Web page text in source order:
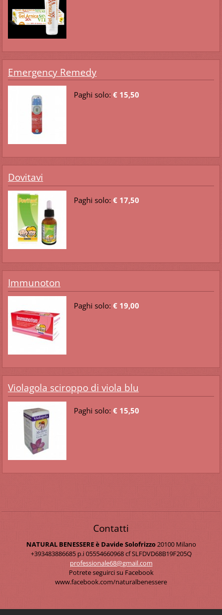
Emergency Remedy
Paghi solo: € 15,50
Dovitavi
Paghi solo: € 17,50
Immunoton
Paghi solo: € 19,00
Violagola sciroppo di viola blu
Paghi solo: € 15,50
Contatti
NATURAL BENESSERE è Davide Solofrizzo20100 Milano
+393483886685 p.i 05554660968 cf SLFDVD68B19F205Q
professionale68@gmail.com
Potrete seguirci su Facebook
www.facebook.com/naturalbenessere